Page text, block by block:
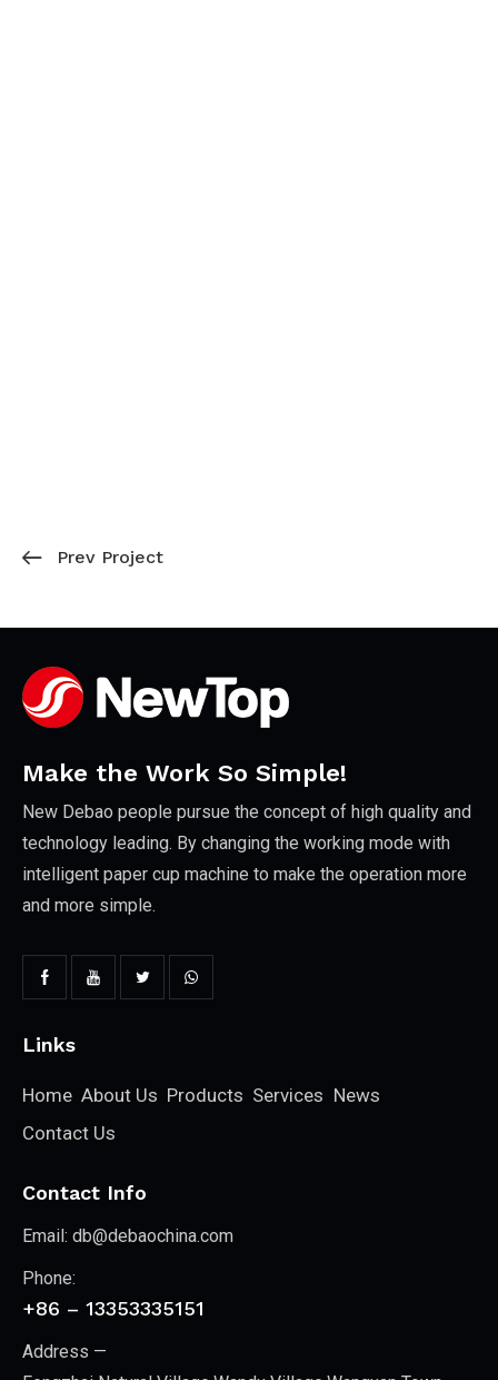
Prev Project
Make the Work So Simple!
New Debao people pursue the concept of high quality and
technology leading. By changing the working mode with
intelligent paper cup machine to make the operation more
and more simple.
Links
Home About Us Products Services News
Contact Us
Contact Info
Email: db@debaochina.com
Phone:
+86 – 13353335151
Address —